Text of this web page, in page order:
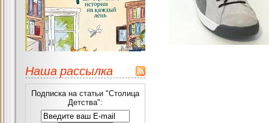
Наша рассылка
Подписка на статьи "Столица
Детства":